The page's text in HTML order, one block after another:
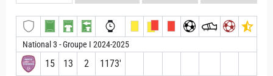
National 3 - Groupe I 2024-2025
15 13 2 1173′